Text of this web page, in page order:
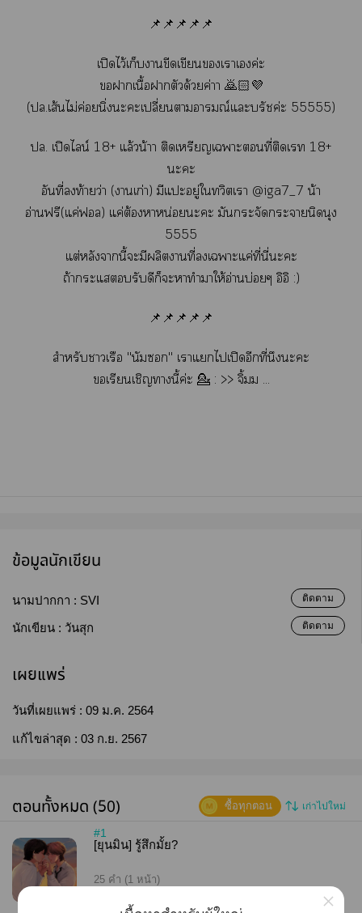
📌📌📌📌📌
เปิดไว้เก็บาขีดเขียนเาเค่ะ
าเนื้อาตัวด้วยค่าา 🙇🏻💜
(ปล.เส้นไม่ค่อยนิ่งะะเปลี่ยนาอารมณ์แะบรัชค่ะ 55555)
ปล. เปิดไลน์ 18+ แล้วน้าา ติดเหรียญเาะที่ติดเ 18+
ะะ
อันที่ท้ายว่า (าเก่า) มีแะอยู่ใทวิตเา @iga7_7 น้า
อ่านฟรี(แค่ฟอล) แค่ต้องาหน่อยะะ มันกระจัดะานิดนุง
5555
แต่หลังานี้ะมีผลิตาที่เาะแค่ที่นี่ะะ
ถ้าะแรับดีก็ะาทำาให้อ่านบ่อยๆ อิอิ :)
📌📌📌📌📌
สำหรับาเรือ "นัม" เาแไเปิดอีกที่นึงะะ
เรียนเชิญานี้ค่ะ 💁 : >> จิ้มม ...
ข้อมูลนักเขียน
นามปากกา : SVI ติดตาม
นักเขียน : วันสุก ติดตาม
เผยแพร่
วันที่เผยแพร่ : 09 ม.ค. 2564
แก้ไขล่าสุด : 03 ก.ย. 2567
ตอนทั้งหมด (50) เก่าไปใหม่
ซื้อทุกตอน
#1
[ยุนมิน] รู้สึกมั้ย?
25 คำ (1 หน้า)
5.37K 05 พ.ค. 64 18:20 ×